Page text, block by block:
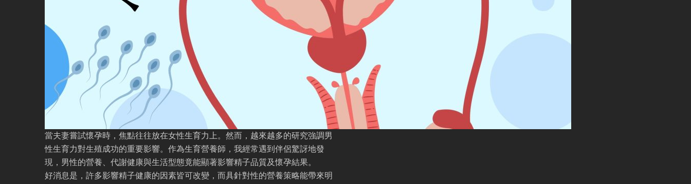
當夫妻嘗試懷孕時，焦點往往放在女性生育力上。然而，越來越多的研究強調男
性生育力對生殖成功的重要影響。作為生育營養師，我經常遇到伴侶驚訝地發
現，男性的營養、代謝健康與生活型態竟能顯著影響精子品質及懷孕結果。
好消息是，許多影響精子健康的因素皆可改變，而具針對性的營養策略能帶來明